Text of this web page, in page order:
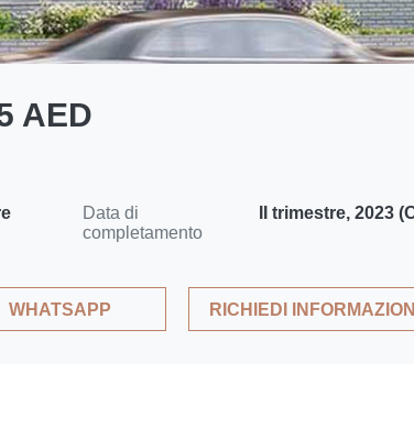
AED
Data di
completamento
II trimestre, 2023
WHATSAPP RICHIEDI INFORMAZIONI